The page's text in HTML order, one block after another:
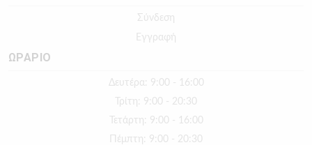
Σύνδεση
Εγγραφή
ΩΡΑΡΙΟ
Δευτέρα: 9:00 - 16:00
Τρίτη: 9:00 - 20:30
Τετάρτη: 9:00 - 16:00
Πέμπτη: 9:00 - 20:30